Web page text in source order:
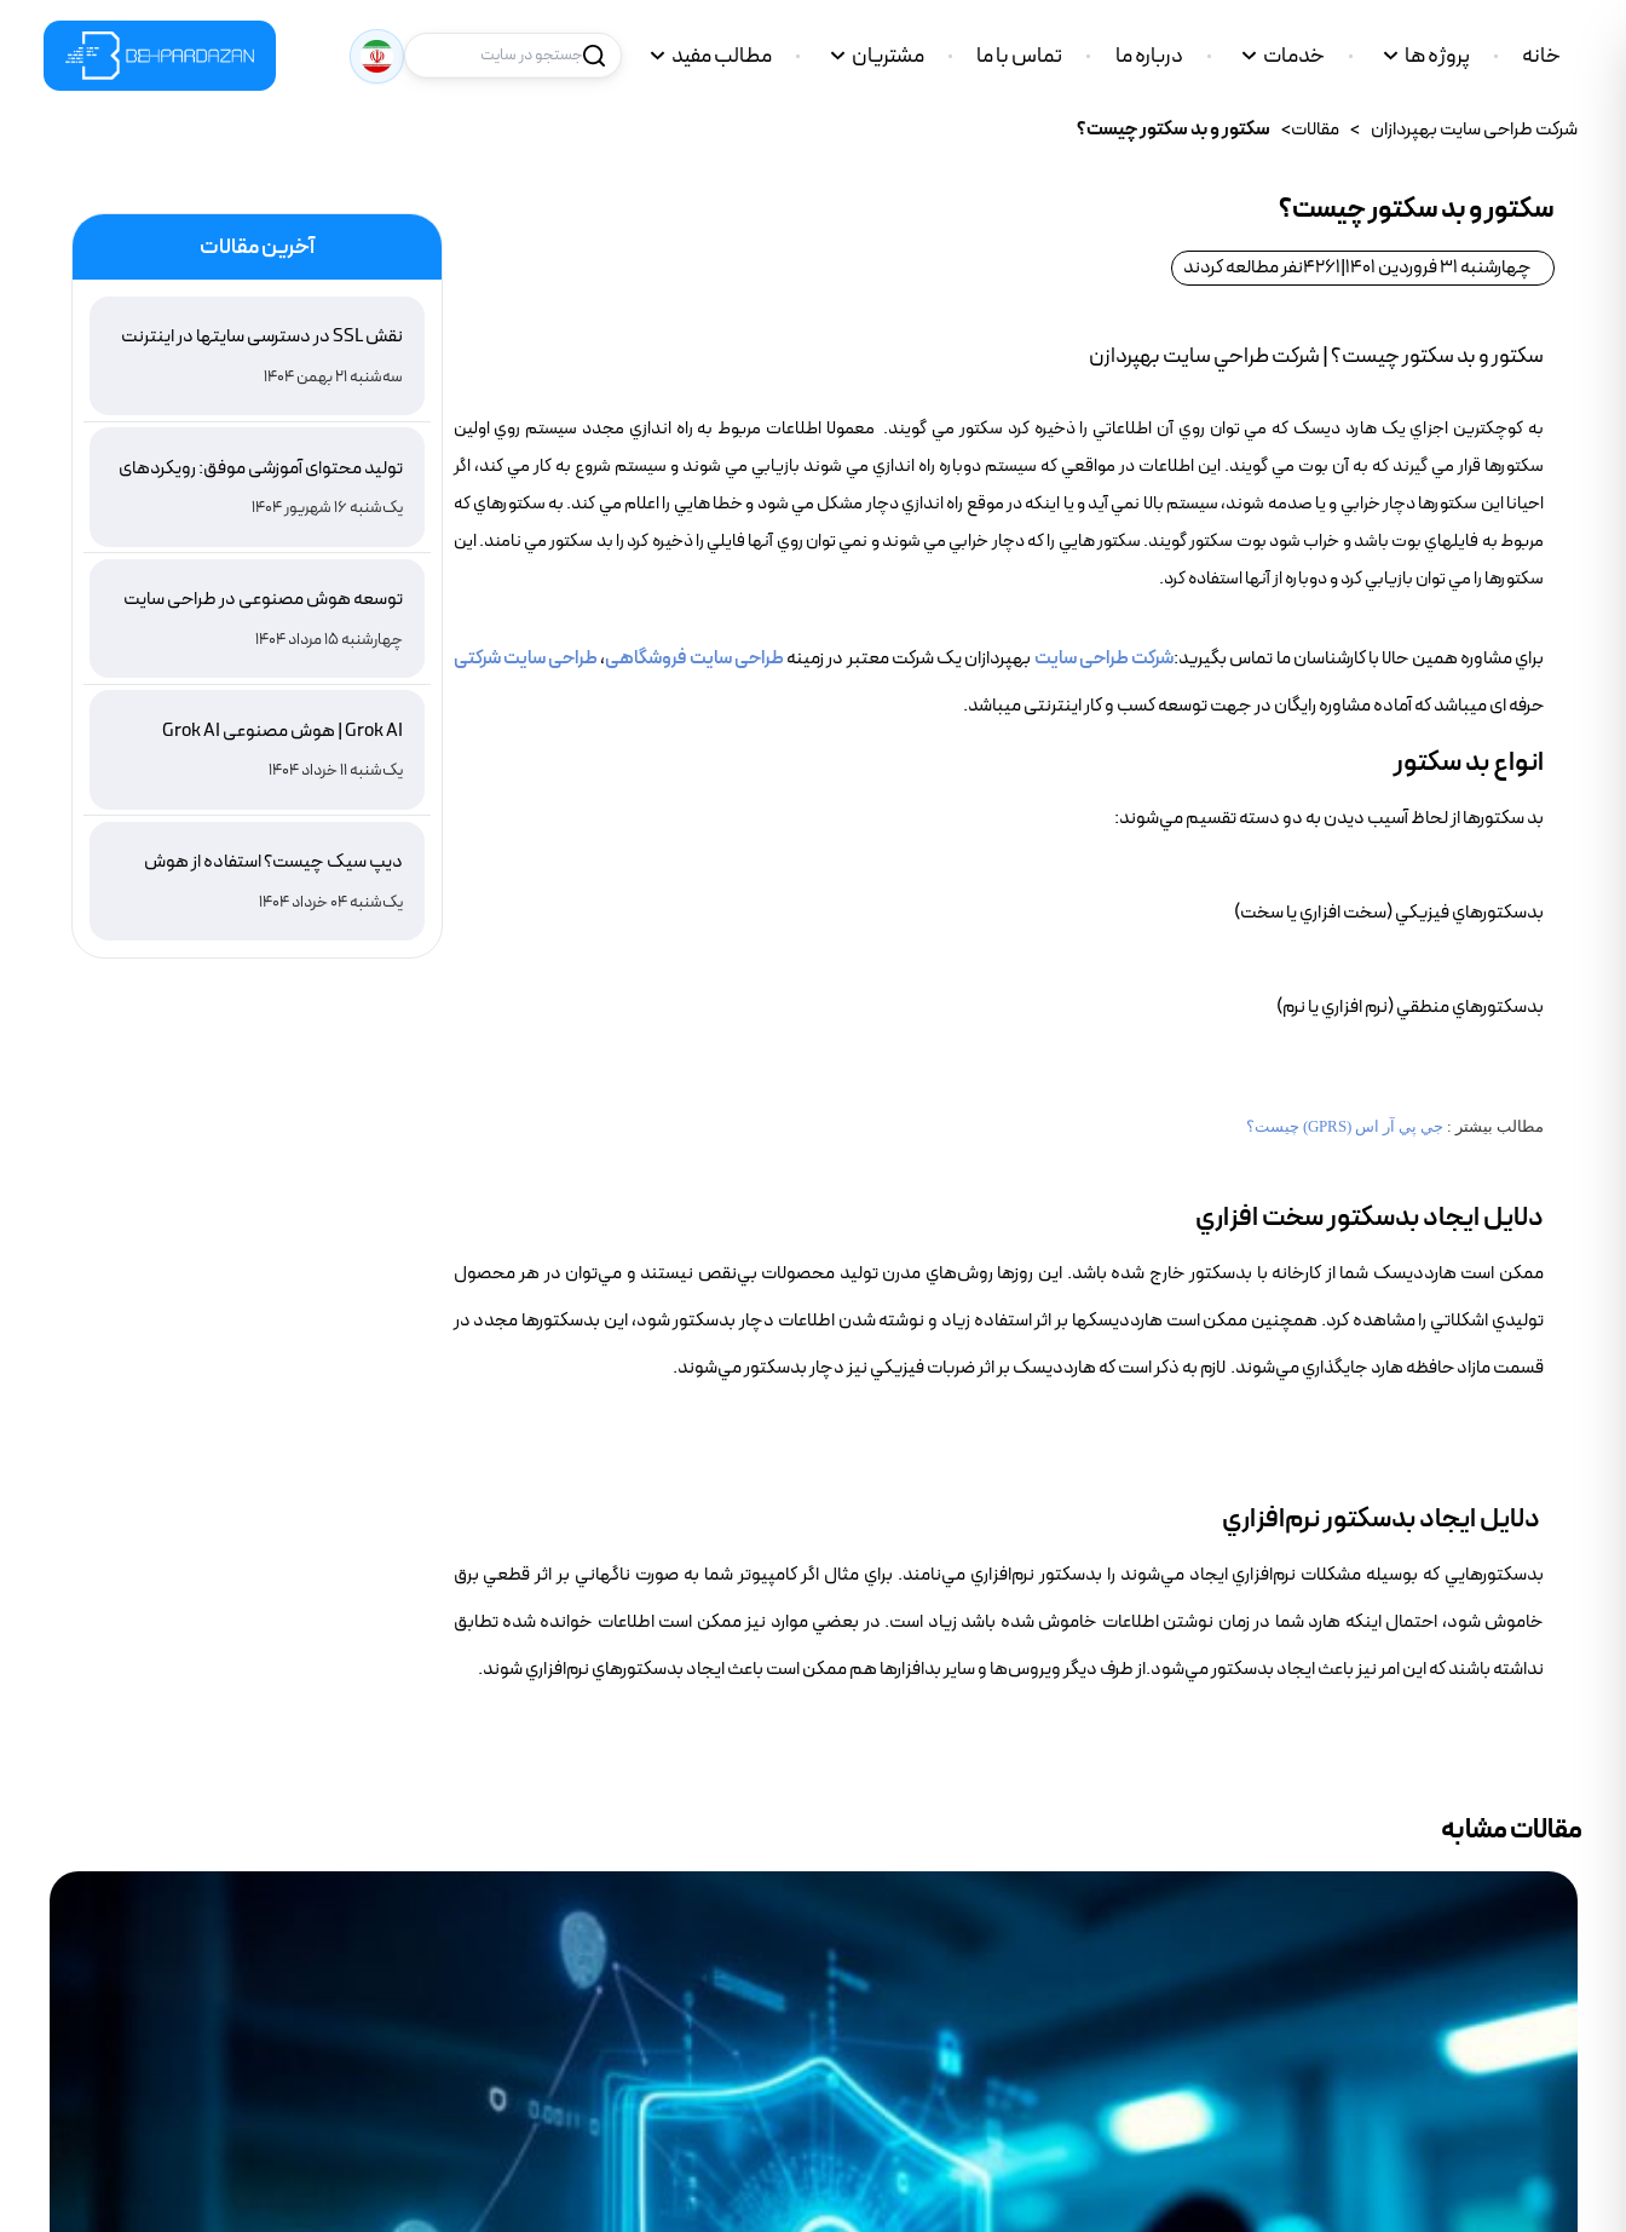
خانه پروژه ها خدمات درباره ما تماس با ما مشتریان مطالب مفید جستجو در سایت
شرکت طراحی سایت بهپردازان > مقالات> سکتور و بد سکتور چيست؟
سکتور و بد سکتور چيست؟
چهارشنبه 31 فروردین 1401 |
4261نفر مطالعه کردند
سکتور و بد سکتور چيست؟ | شرکت طراحي سايت بهپردازن
به کوچکترين اجزاي يک هارد ديسک که مي توان روي آن اطلاعاتي را ذخيره کرد سکتور مي گويند. معمولا اطلاعات مربوط به راه اندازي مجدد سيستم روي اولين
سکتورها قرار مي گيرند که به آن بوت مي گويند. اين اطلاعات در مواقعي که سيستم دوباره راه اندازي مي شوند بازيابي مي شوند و سيستم شروع به کار مي کند، اگر
احيانا اين سکتورها دچار خرابي و يا صدمه شوند، سيستم بالا نمي آيد و يا اينکه در موقع راه اندازي دچار مشکل مي شود و خطا هايي را اعلام مي کند. به سکتورهاي که
مربوط به فايلهاي بوت باشد و خراب شود بوت سکتور گويند. سکتور هايي را که دچار خرابي مي شوند و نمي توان روي آنها فايلي را ذخيره کرد را بد سکتور مي نامند. اين
سکتورها را مي توان بازيابي کرد و دوباره از آنها استفاده کرد.
براي مشاوره همين حالا با کارشناسان ما تماس بگيريد:شرکت طراحی سایت بهپردازان یک شرکت معتبر در زمینهطراحی سایت فروشگاهی،طراحی سایت شرکتی
حرفه ای میباشد که آماده مشاوره رایگان در جهت توسعه کسب و کار اینترنتی میباشد.
انواع بد سکتور
بد سکتورها از لحاظ آسيب ديدن به دو دسته تقسيم مي‌شوند:
بدسکتورهاي فيزيکي (سخت افزاري يا سخت)
بدسکتورهاي منطقي (نرم افزاري يا نرم)
مطالب بيشتر : جي پي آر اس (GPRS) چيست؟
دلايل ايجاد بدسکتور سخت افزاري
ممکن است هارد‌ديسک شما از کارخانه با بدسکتور خارج شده باشد. اين روزها روش‌هاي مدرن توليد محصولات بي‌نقص نيستند و مي‌توان در هر محصول
توليدي اشکلاتي را مشاهده کرد. همچنين ممکن است هاردديسکها بر اثر استفاده زياد و نوشته شدن اطلاعات دچار بدسکتور شود، اين بدسکتورها مجدد در
قسمت مازاد حافظه هارد جايگذاري مي‌شوند. لازم به ذکر است که هاردديسک بر اثر ضربات فيزيکي نيز دچار بدسکتور مي‌شوند.
دلايل ايجاد بدسکتور نرم‌افزاري
بدسکتور‌هايي که بوسيله مشکلات نرم‌افزاري ايجاد مي‌شوند را بدسکتور نرم‌افزاري مي‌نامند. براي مثال اگر کامپيوتر شما به صورت ناگهاني بر اثر قطعي برق
خاموش شود، احتمال اينکه هارد شما در زمان نوشتن اطلاعات خاموش شده باشد زياد است. در بعضي موارد نيز ممکن است اطلاعات خوانده شده تطابق
نداشته باشند که اين امر نيز باعث ايجاد بدسکتور مي‌شود.از طرف ديگر ويروس‌ها و ساير بدافزارها هم ممکن است باعث ايجاد بدسکتور‌هاي نرم‌افزاري شوند.
آخرین مقالات
نقش SSL در دسترسی سایتها در اینترنت
ملی ایران و باور غلط درباره دامنه های IR
سه‌شنبه 21 بهمن 1404
تولید محتوای آموزشی موفق: رویکردهای
نوین و اثربخش
یک‌شنبه 16 شهریور 1404
توسعه هوش مصنوعی در طراحی سایت
چهارشنبه 15 مرداد 1404
Grok AI | هوش مصنوعی Grok AI
یک‌شنبه 11 خرداد 1404
دیپ سیک چیست؟ استفاده از هوش
مصنوعی DeepSeek ، نصب و دانلود
یک‌شنبه 04 خرداد 1404
مقالات مشابه